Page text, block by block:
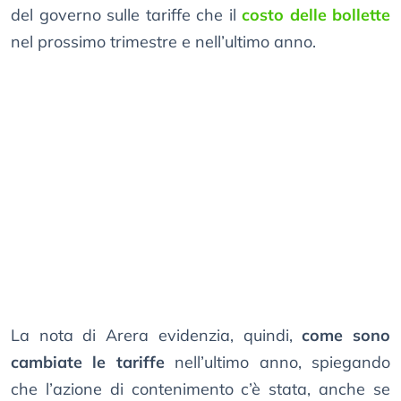
del governo sulle tariffe che il costo delle bollette
nel prossimo trimestre e nell’ultimo anno.
La nota di Arera evidenzia, quindi,come sono
cambiate le tariffenell’ultimo anno, spiegando
che l’azione di contenimento c’è stata, anche se